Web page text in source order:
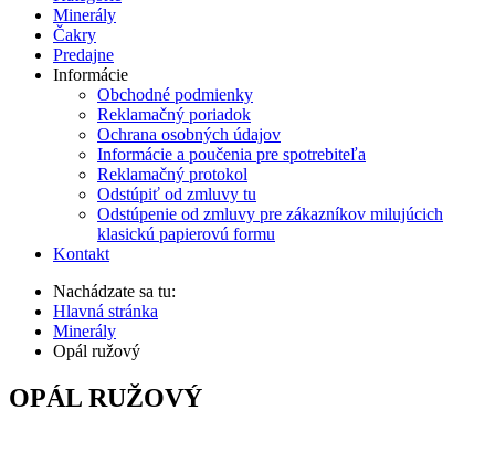
Minerály
Čakry
Predajne
Informácie
Obchodné podmienky
Reklamačný poriadok
Ochrana osobných údajov
Informácie a poučenia pre spotrebiteľa
Reklamačný protokol
Odstúpiť od zmluvy tu
Odstúpenie od zmluvy pre zákazníkov milujúcich
klasickú papierovú formu
Kontakt
Nachádzate sa tu:
Hlavná stránka
Minerály
Opál ružový
OPÁL RUŽOVÝ